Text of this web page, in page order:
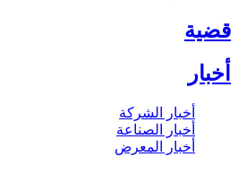
قضية
أخبار
أخبار الشركة
أخبار الصناعة
أخبار المعرض